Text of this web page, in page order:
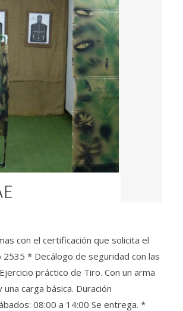
con el certificación que solicita el
2535 * Decálogo de seguridad con las
práctico de Tiro. Con un arma
carga básica. Duración
08:00 a 14:00 Se entrega. *